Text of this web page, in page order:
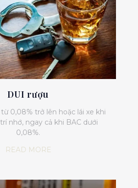
DUI rượu
từ 0,08% trở lên hoặc lái xe khi
nhớ, ngay cả khi BAC dưới
0,08%.
READ MORE